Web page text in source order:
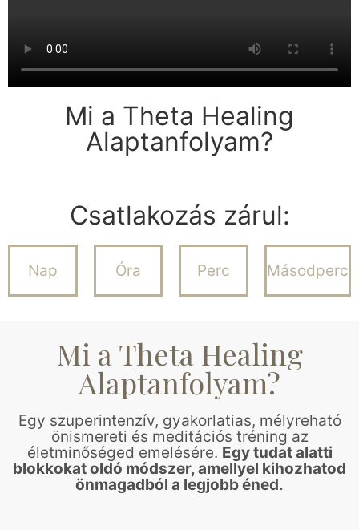
Mi a Theta Healing
Alaptanfolyam?
Csatlakozás zárul:
Nap Óra Perc Másodperc
Mi a Theta Healing
Alaptanfolyam?
Egy szuperintenzív, gyakorlatias, mélyreható
önismereti és meditációs tréning az
életminőséged emelésére. Egy tudat alatti
blokkokat oldó módszer, amellyel kihozhatod
önmagadból a legjobb éned.